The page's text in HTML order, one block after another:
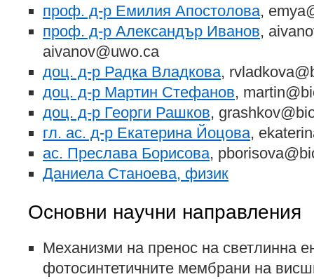
проф. д-р Емилия Апостолова,
проф. д-р Александър Иванов,
aivanov@uwo.ca
доц. д-р Радка Владкова,
доц. д-р Мартин Стефанов,
доц. д-р Георги Рашков,
гл. ас. д-р Екатерина Йоцова,
ас. Преслава Борисова,
Даниела Станоева, физик
Основни научни направления
Механизми на пренос на светлинна
фотосинтетичните мембрани на